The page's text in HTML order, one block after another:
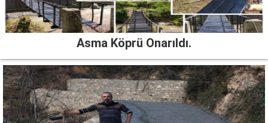
Asma Köprü Onarıldı.